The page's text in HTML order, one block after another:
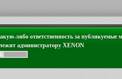
либо ответственность за публикуемые
администратору XENON